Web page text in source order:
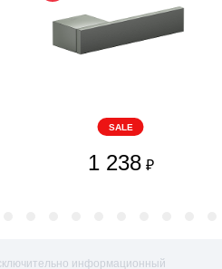
SALE
1 238 ₽
информационный